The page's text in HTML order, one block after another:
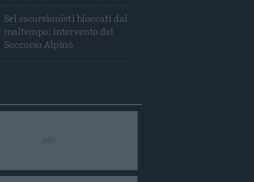
Sei escursionisti bloccati dal
maltempo: intervento del
Soccorso Alpino